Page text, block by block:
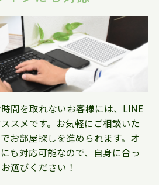
間を取れないお客様には、LINE
スメです。お気軽にご相談いた
お部屋探しを進められます。オ
も対応可能なので、自身に合っ
選びください！